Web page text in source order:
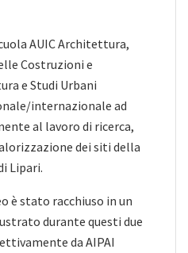
AUIC Architettura,
Costruzioni e
e Studi Urbani
internazionale ad
al lavoro di ricerca,
dei siti della
Lipari.
è stato racchiuso in un
durante questi due
da AIPAI